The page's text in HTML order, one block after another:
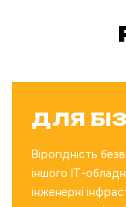
ДЛЯ
Вірогідність
іншого IT-
інженерні